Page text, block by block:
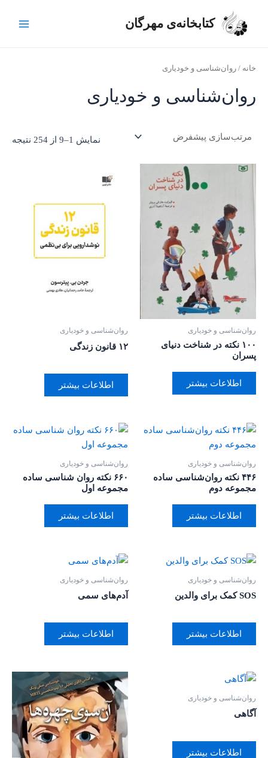
کتابخانه‌ی مهرگان
:
خانه / روان‌‌شناسی و خودیاری
روان‌‌شناسی و خودیاری
نمایش 1–9 از 254 نتیجه
روان‌‌شناسی و خودیاری
۱۰۰ نکته در شناخت دنیای
پسران
اطلاعات بیشتر
روان‌‌شناسی و خودیاری
۱۲ قانون زندگی
اطلاعات بیشتر
روان‌‌شناسی و خودیاری
۴۴۶ نکته روان‌شناسی ساده
مجموعه دوم
اطلاعات بیشتر
روان‌‌شناسی و خودیاری
۶۶۰ نکته روان شناسی ساده
مجموعه اول
اطلاعات بیشتر
روان‌‌شناسی و خودیاری
SOS کمک برای والدین
اطلاعات بیشتر
روان‌‌شناسی و خودیاری
آدم‌‌های سمی
اطلاعات بیشتر
روان‌‌شناسی و خودیاری
آگاهی
اطلاعات بیشتر